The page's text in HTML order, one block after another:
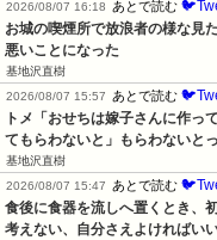
2026/08/07 16:18
あとで読む
お城の喫煙所で放浪者の様な見
悪いことになった
基地沢直樹
2026/08/07 15:57
あとで読む
トメ「おせちは嫁子さんに作っ
てもらわないと」もらわないと
基地沢直樹
2026/08/07 15:47
あとで読む
食後に食器を流しへ置くとき、
考えない、自分さえよければい